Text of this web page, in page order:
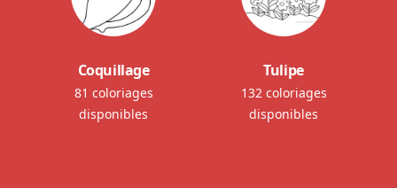
Coquillage
81 coloriages
disponibles
Tulipe
132 coloriages
disponibles